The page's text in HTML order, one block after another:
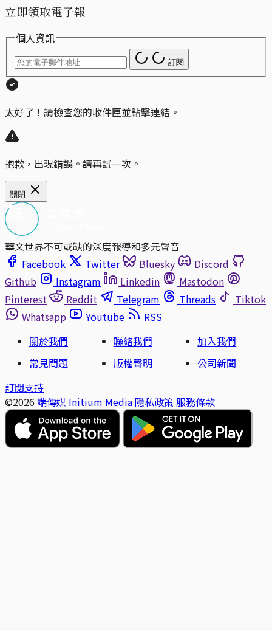
立即領取電子報
個人資訊
訂閱
太好了！請檢查您的收件匣並點擊連結。
抱歉，出現錯誤。請再試一次。
關閉
華文世界不可或缺的深度報導和多元聲音
Facebook
Twitter Bluesky
Discord
Github
Instagram Linkedin
Mastodon
Pinterest
Reddit Telegram Threads
Tiktok
Whatsapp
Youtube
RSS
關於我們
聯絡我們
加入我們
常見問題
版權聲明
公司新聞
訂閱支持
©2026 端傳媒 Initium Media 隱私政策 服務條款